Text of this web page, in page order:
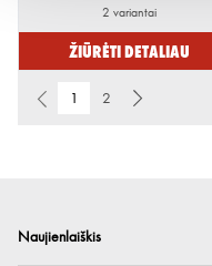
2 variantai
Žiūrėti detaliau
1 2
Naujienlaiškis